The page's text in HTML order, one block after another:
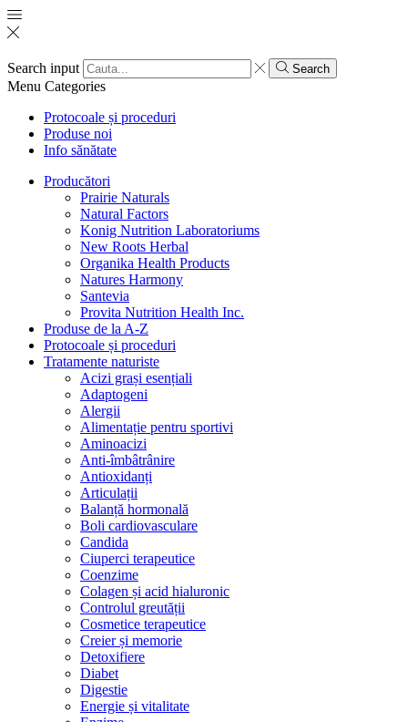
Search input Search
Menu Categories
Protocoale și proceduri
Produse noi
Info sănătate
Producători
Prairie Naturals
Natural Factors
Konig Nutrition Laboratoriums
New Roots Herbal
Organika Health Products
Natures Harmony
Santevia
Provita Nutrition Health Inc.
Produse de la A-Z
Protocoale și proceduri
Tratamente naturiste
Acizi grași esențiali
Adaptogeni
Alergii
Alimentație pentru sportivi
Aminoacizi
Anti-îmbâtrânire
Antioxidanți
Articulații
Balanță hormonală
Boli cardiovasculare
Candida
Ciuperci terapeutice
Coenzime
Colagen și acid hialuronic
Controlul greutății
Cosmetice terapeutice
Creier și memorie
Detoxifiere
Diabet
Digestie
Energie și vitalitate